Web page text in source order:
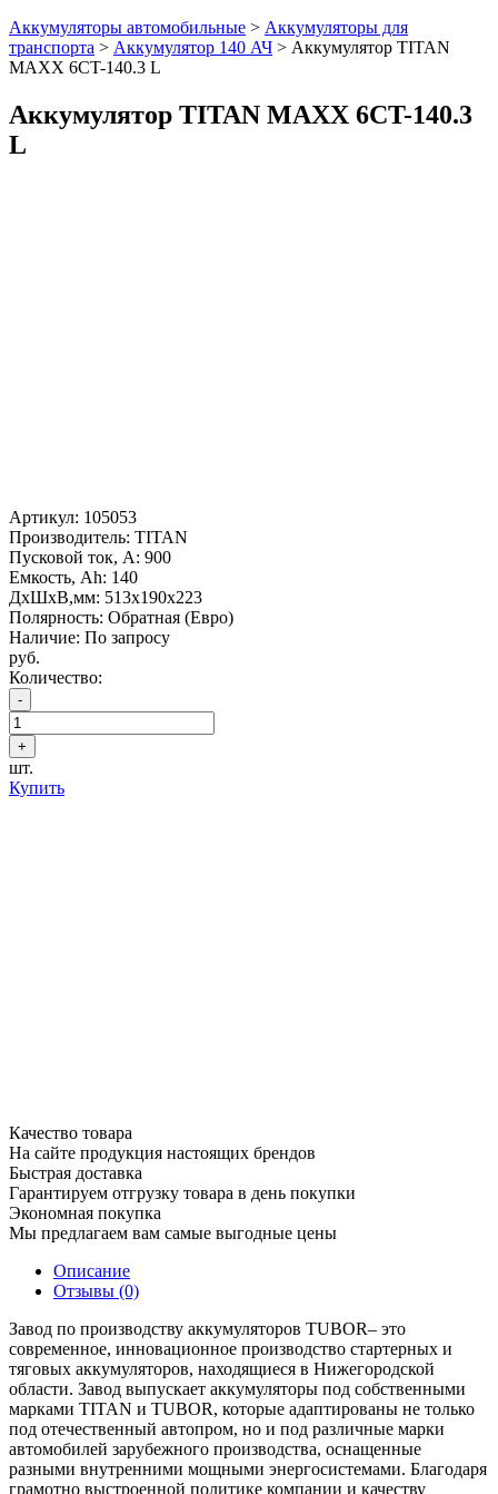
Аккумуляторы автомобильные > Аккумуляторы для
транспорта > Аккумулятор 140 АЧ > Аккумулятор TITAN
MAXX 6CT-140.3 L
Аккумулятор TITAN MAXX 6CT-140.3
L
Артикул: 105053
Производитель: TITAN
Пусковой ток, А: 900
Емкость, Ah: 140
ДхШхВ,мм: 513x190x223
Полярность: Обратная (Евро)
Наличие: По запросу
руб.
Количество:
шт.
Купить
Качество товара
На сайте продукция настоящих брендов
Быстрая доставка
Гарантируем отгрузку товара в день покупки
Экономная покупка
Мы предлагаем вам самые выгодные цены
Описание
Отзывы (0)
Завод по производству аккумуляторов TUBOR– это
современное, инновационное производство стартерных и
тяговых аккумуляторов, находящиеся в Нижегородской
области. Завод выпускает аккумуляторы под собственными
марками TITAN и TUBOR, которые адаптированы не только
под отечественный автопром, но и под различные марки
автомобилей зарубежного производства, оснащенные
разными внутренними мощными энергосистемами. Благодаря
грамотно выстроенной политике компании и качеству